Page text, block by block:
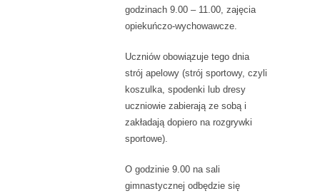
godzinach 9.00 – 11.00, zajęcia
opiekuńczo-wychowawcze.
Uczniów obowiązuje tego dnia
strój apelowy (strój sportowy, czyli
koszulka, spodenki lub dresy
uczniowie zabierają ze sobą i
zakładają dopiero na rozgrywki
sportowe).
O godzinie 9.00 na sali
gimnastycznej odbędzie się